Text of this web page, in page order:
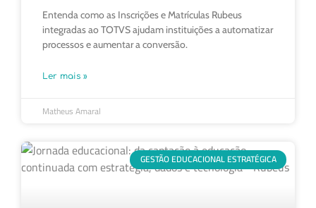
Entenda como as Inscrições e Matrículas Rubeus
integradas ao TOTVS ajudam instituições a automatizar
processos e aumentar a conversão.
Ler mais »
Matheus Amaral
GESTÃO EDUCACIONAL ESTRATÉGICA